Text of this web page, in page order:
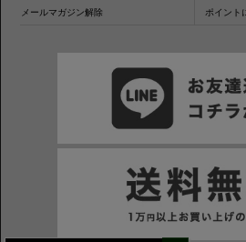
メールマガジン解除
ポイント